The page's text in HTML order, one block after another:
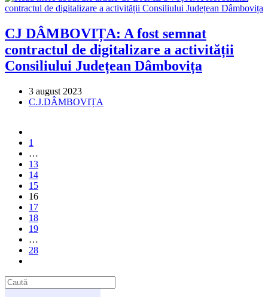
CJ DÂMBOVIȚA: A fost semnat
contractul de digitalizare a activității
Consiliului Județean Dâmbovița
Post
published:
3 august 2023
Post
C.J.DÂMBOVIȚA
to
previous
page
1
…
13
14
15
16
17
18
19
…
28